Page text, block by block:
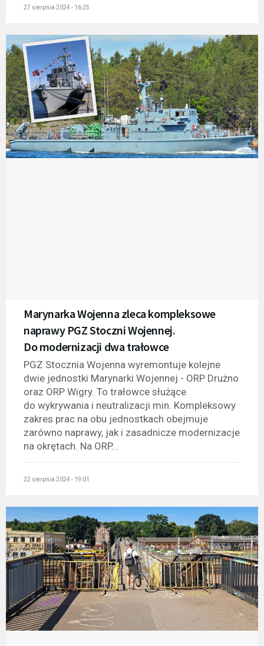
27 sierpnia 2024 - 16:25
Marynarka Wojenna zleca kompleksowe
naprawy PGZ Stoczni Wojennej.
Do modernizacji dwa trałowce
PGZ Stocznia Wojenna wyremontuje kolejne
dwie jednostki Marynarki Wojennej - ORP Drużno
oraz ORP Wigry. To trałowce służące
do wykrywania i neutralizacji min. Kompleksowy
zakres prac na obu jednostkach obejmuje
zarówno naprawy, jak i zasadnicze modernizacje
na okrętach. Na ORP...
22 sierpnia 2024 - 19:01